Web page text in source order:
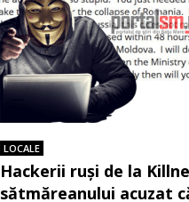
LOCALE
Hackerii ruși de la
sătmăreanului acuzat